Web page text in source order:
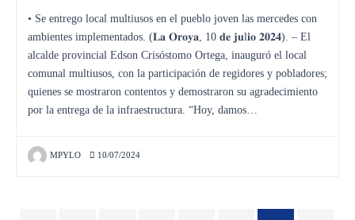
• Se entrego local multiusos en el pueblo joven las mercedes con
ambientes implementados. (𝐋𝐚 𝐎𝐫𝐨𝐲𝐚, 10 𝐝𝐞 𝐣𝐮l𝐢𝐨 𝟐𝟎𝟐𝟒). – El
alcalde provincial Edson Crisóstomo Ortega, inauguró el local
comunal multiusos, con la participación de regidores y pobladores;
quienes se mostraron contentos y demostraron su agradecimiento
por la entrega de la infraestructura. “Hoy, damos…
MPYLO 10/07/2024